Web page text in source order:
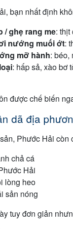
bạn nhất định
/ ghẹ rang me: thịt
nướng muối ớt:
mỡ hành: béo,
: hấp sả, xào bơ
được chế biến
dã địa
Phước Hải
chả cá
Hải
lòng heo
sản nóng
tuy đơn giản